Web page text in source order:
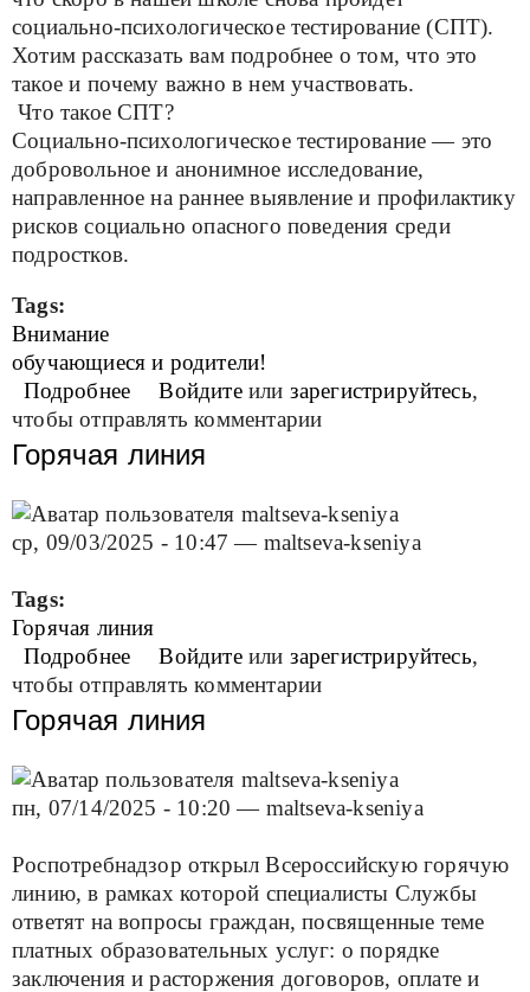
социально-психологическое тестирование (СПТ).
Хотим рассказать вам подробнее о том, что это
такое и почему важно в нем участвовать.
Что такое СПТ?
Социально-психологическое тестирование — это
добровольное и анонимное исследование,
направленное на раннее выявление и профилактику
рисков социально опасного поведения среди
подростков.
Tags:
Внимание
обучающиеся и родители!
Подробнее о Внимание, обучающиеся и родители!
Войдитеили зарегистрируйтесь,
чтобы отправлять комментарии
Горячая линия
ср, 09/03/2025 - 10:47 — maltseva-kseniya
Tags:
Горячая линия
Подробнее о Горячая линия
Войдитеили зарегистрируйтесь,
чтобы отправлять комментарии
Горячая линия
пн, 07/14/2025 - 10:20 — maltseva-kseniya
Роспотребнадзор открыл Всероссийскую горячую
линию, в рамках которой специалисты Службы
ответят на вопросы граждан, посвященные теме
платных образовательных услуг: о порядке
заключения и расторжения договоров, оплате и